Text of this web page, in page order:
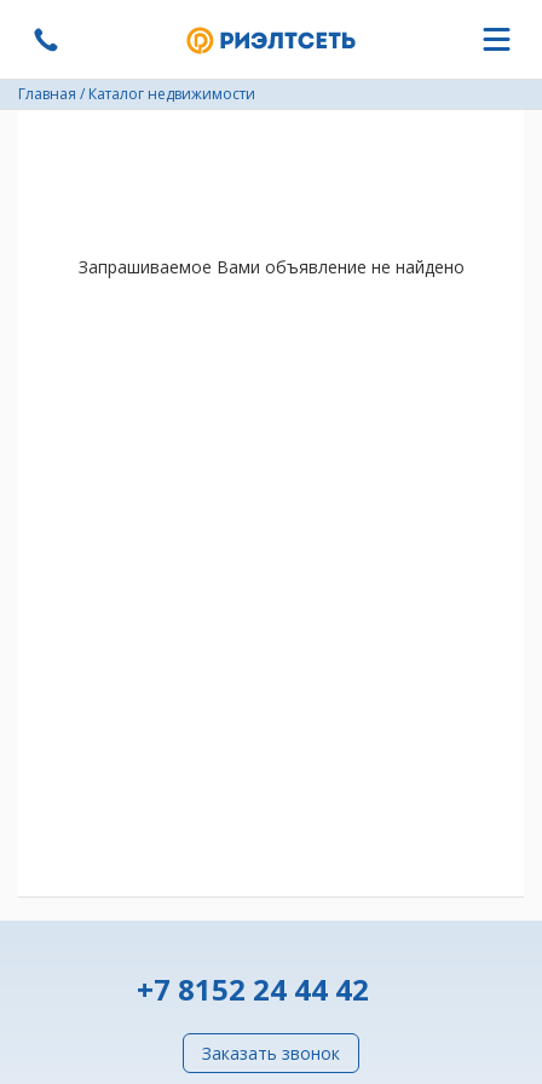
Главная / Каталог недвижимости
Запрашиваемое Вами объявление не найдено
+7 8152 24 44 42
Заказать звонок